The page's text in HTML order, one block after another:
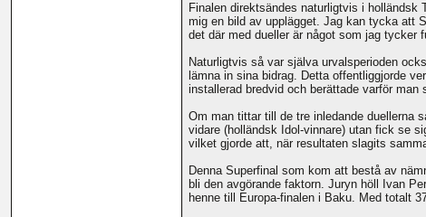
Finalen direktsändes naturligtvis i
mig en bild av upplägget. Jag kan tycka att
det där med dueller är något som jag tycker
Naturligtvis så var själva urvalsperioden
lämna in sina bidrag. Detta offentliggjorde
installerad bredvid och berättade varför
Om man tittar till de tre inledande duellerna
vidare (holländsk Idol-vinnare) utan fick se
vilket gjorde att, när resultaten slagits
Denna Superfinal som kom att bestå av
bli den avgörande faktorn. Juryn höll Ivan
henne till Europa-finalen i Baku. Med totalt